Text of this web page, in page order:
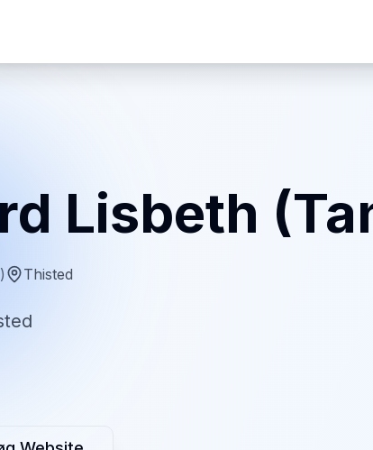
Lisbeth
Thisted